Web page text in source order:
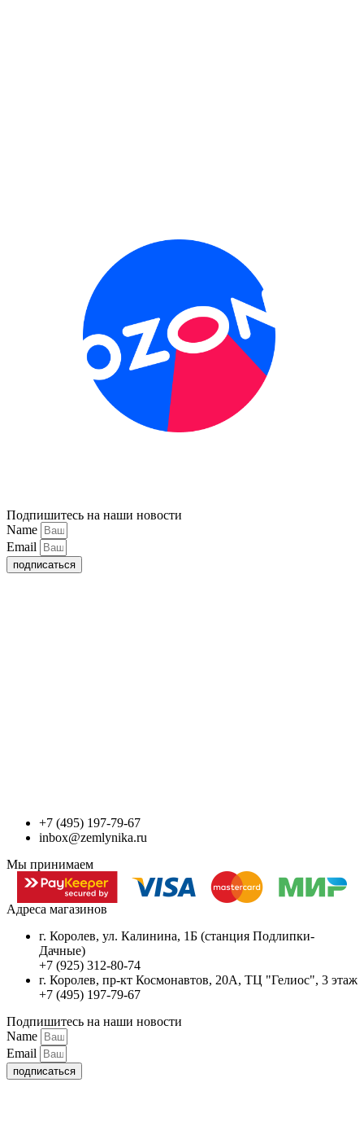
Подпишитесь на наши новости
Name
Email
подписаться
+7 (495) 197-79-67
inbox@zemlynika.ru
Мы принимаем
Адреса магазинов
г. Королев, ул. Калинина, 1Б (станция Подлипки-
Дачные)
+7 (925) 312-80-74
г. Королев, пр-кт Космонавтов, 20А, ТЦ "Гелиос", 3 этаж
+7 (495) 197-79-67
Подпишитесь на наши новости
Name
Email
подписаться